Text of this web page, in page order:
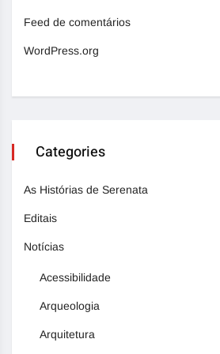
Feed de comentários
WordPress.org
Categories
As Histórias de Serenata
Editais
Notícias
Acessibilidade
Arqueologia
Arquitetura